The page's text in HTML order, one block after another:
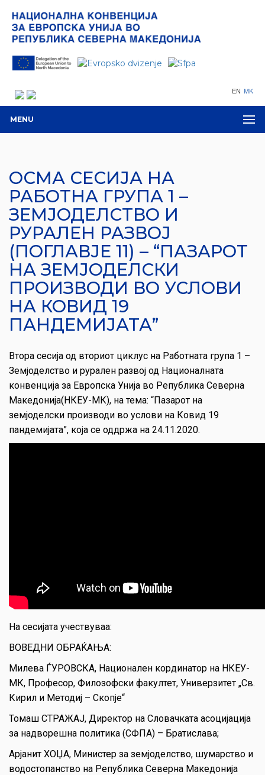
EN MK
MENU
ОСМА СЕСИЈА НА
РАБОТНА ГРУПА 1 –
ЗЕМЈОДЕЛСТВО И
РУРАЛЕН РАЗВОЈ
(ПОГЛАВЈЕ 11) – “ПАЗАРОТ
НА ЗЕМЈОДЕЛСКИ
ПРОИЗВОДИ ВО УСЛОВИ
НА КОВИД 19
ПАНДЕМИЈАТА”
Втора сесија од вториот циклус на Работната група 1 –
Земјоделство и рурален развој од Националната
конвенција за Европска Унија во Република Северна
Македонија(НКЕУ-МК), на тема: “Пазарот на
земјоделски производи во услови на Ковид 19
пандемијата”, која се оддржа на 24.11.2020.
На сесијата учествуваа:
ВОВЕДНИ ОБРАЌАЊА:
Милева ЃУРОВСКА, Национален кординатор на НКЕУ-
МК, Професор, Филозофски факултет, Универзитет „Св.
Кирил и Методиј – Скопје“
Томаш СТРАЖАЈ, Директор на Словачката асоцијација
за надворешна политика (СФПА) – Братислава;
Арјанит ХОЏА, Министер за земјоделство, шумарство и
водостопанство на Република Северна Македонија